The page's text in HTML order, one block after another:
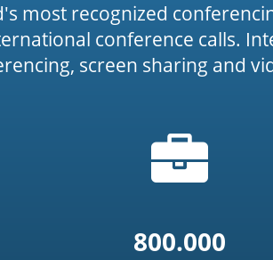
most recognized
conference calls.
screen sharing and
de
mala
800.000